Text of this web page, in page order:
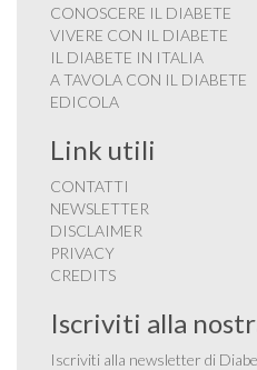
CONOSCERE IL DIABETE
VIVERE CON IL DIABETE
IL DIABETE IN ITALIA
A TAVOLA CON IL DIABETE
EDICOLA
Link utili
CONTATTI
NEWSLETTER
DISCLAIMER
PRIVACY
CREDITS
Iscriviti alla
Iscriviti alla newsletter di